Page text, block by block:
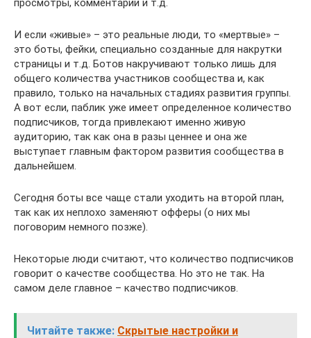
просмотры, комментарии и т.д.
И если «живые» – это реальные люди, то «мертвые» –
это боты, фейки, специально созданные для накрутки
страницы и т.д. Ботов накручивают только лишь для
общего количества участников сообщества и, как
правило, только на начальных стадиях развития группы.
А вот если, паблик уже имеет определенное количество
подписчиков, тогда привлекают именно живую
аудиторию, так как она в разы ценнее и она же
выступает главным фактором развития сообщества в
дальнейшем.
Сегодня боты все чаще стали уходить на второй план,
так как их неплохо заменяют офферы (о них мы
поговорим немного позже).
Некоторые люди считают, что количество подписчиков
говорит о качестве сообщества. Но это не так. На
самом деле главное – качество подписчиков.
Читайте также: Скрытые настройки и